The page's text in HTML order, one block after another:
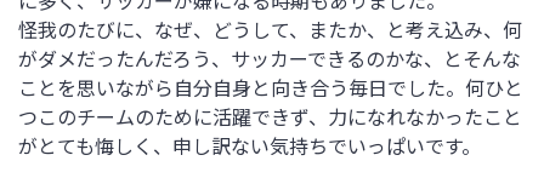
怪我のたびに、なぜ、どうして、またか、と考え込み、何
がダメだったんだろう、サッカーできるのかな、とそんな
ことを思いながら自分自身と向き合う毎日でした。何ひと
つこのチームのために活躍できず、力になれなかったこと
がとても悔しく、申し訳ない気持ちでいっぱいです。